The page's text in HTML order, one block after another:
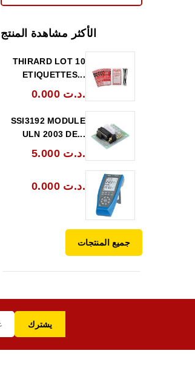
الأكثر مشاهدة المنتج
THIRARD LOT 10
ETIQUETTES...
0.000 د.ت.
SSI3192 MODULE
ULN 2003 DE...
5.000 د.ت.
0.000 د.ت.
جميع المنتجات